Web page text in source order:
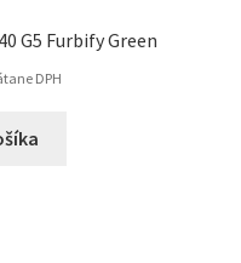
G5 Furbify Green
DPH